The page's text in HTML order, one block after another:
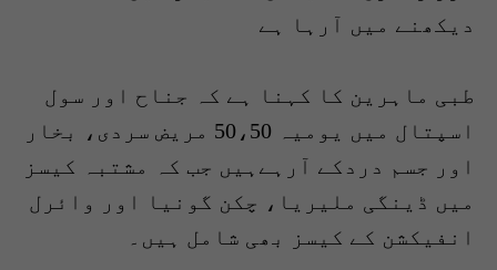
دیکھنے میں آرہا ہے
طبی ماہرین کا کہنا ہے کہ جناح اور سول
اسپتال میں یومیہ 50،50 مریض سردی، بخار
اور جسم دردکے آرہےہیں جب کہ مشتبہ کیسز
میں ڈینگی ملیریا، چکن گونیا اور وائرل
انفیکشن کے کیسز بھی شامل ہیں۔